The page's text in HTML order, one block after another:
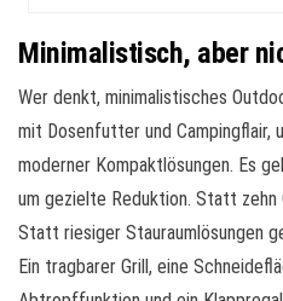
Minimalistisch, aber
Wer denkt, minimalistisches
mit Dosenfutter und Campingflair,
moderner Kompaktlösungen. Es
um gezielte Reduktion. Statt
Statt riesiger Stauraumlösungen
Ein tragbarer Grill, eine